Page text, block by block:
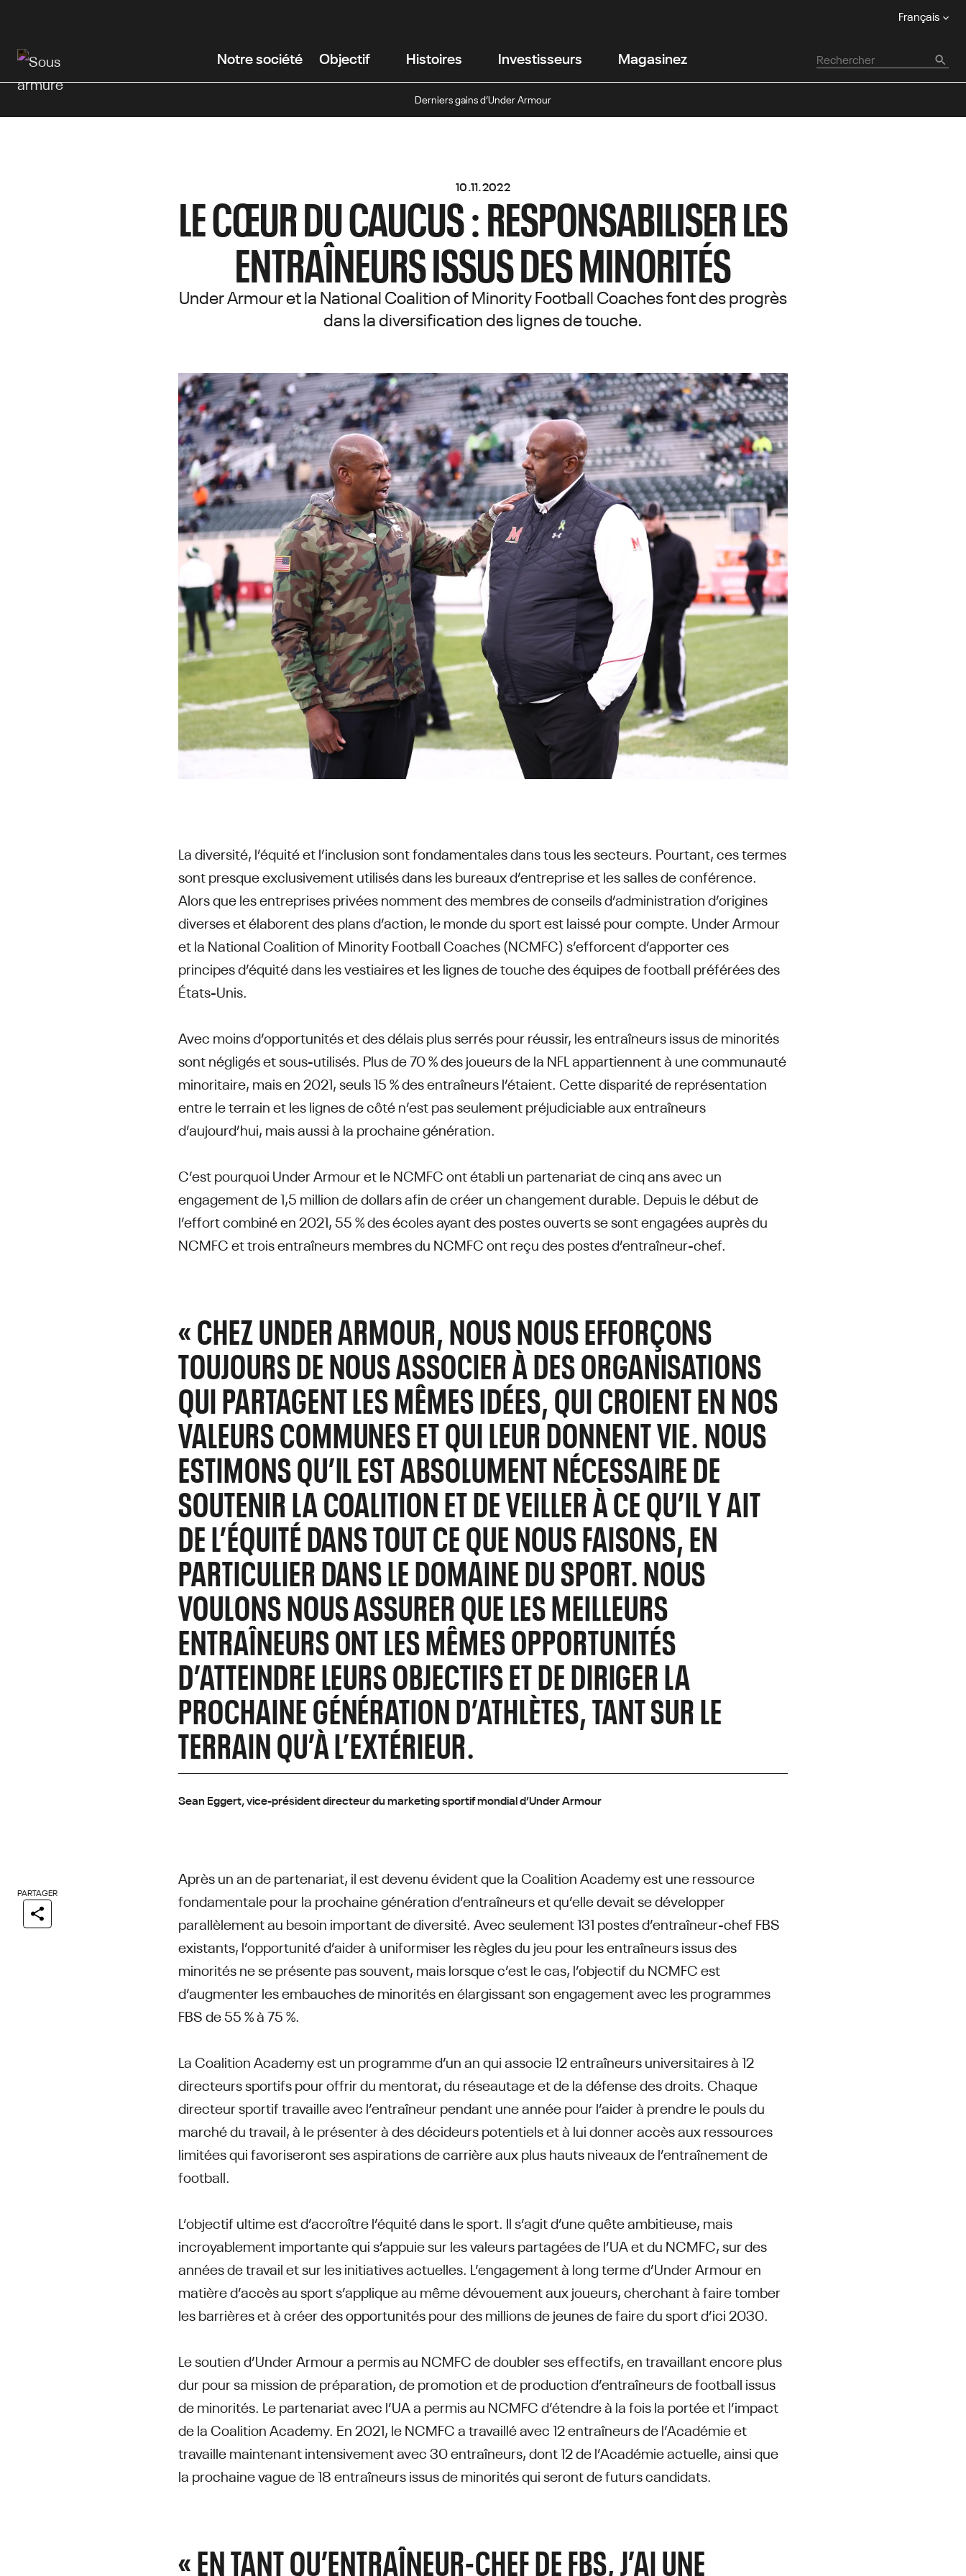
contenu
principal
Français
Notre société Objectif Histoires Investisseurs Magasinez
Derniers gains d’Under Armour
PARTAGER
10.11.2022
LE CŒUR DU CAUCUS : RESPONSABILISER LES
ENTRAÎNEURS ISSUS DES MINORITÉS
Under Armour et la National Coalition of Minority Football Coaches font des progrès
dans la diversification des lignes de touche.
La diversité, l’équité et l’inclusion sont fondamentales dans tous les secteurs. Pourtant, ces termes
sont presque exclusivement utilisés dans les bureaux d’entreprise et les salles de conférence.
Alors que les entreprises privées nomment des membres de conseils d’administration d’origines
diverses et élaborent des plans d’action, le monde du sport est laissé pour compte. Under Armour
et la National Coalition of Minority Football Coaches (NCMFC) s’efforcent d’apporter ces
principes d’équité dans les vestiaires et les lignes de touche des équipes de football préférées des
États-Unis.
Avec moins d’opportunités et des délais plus serrés pour réussir, les entraîneurs issus de minorités
sont négligés et sous-utilisés. Plus de 70 % des joueurs de la NFL appartiennent à une communauté
minoritaire, mais en 2021, seuls 15 % des entraîneurs l’étaient. Cette disparité de représentation
entre le terrain et les lignes de côté n’est pas seulement préjudiciable aux entraîneurs
d’aujourd’hui, mais aussi à la prochaine génération.
C’est pourquoi Under Armour et le NCMFC ont établi un partenariat de cinq ans avec un
engagement de 1,5 million de dollars afin de créer un changement durable. Depuis le début de
l’effort combiné en 2021, 55 % des écoles ayant des postes ouverts se sont engagées auprès du
NCMFC et trois entraîneurs membres du NCMFC ont reçu des postes d’entraîneur-chef.
« CHEZ UNDER ARMOUR, NOUS NOUS EFFORÇONS
TOUJOURS DE NOUS ASSOCIER À DES ORGANISATIONS
QUI PARTAGENT LES MÊMES IDÉES, QUI CROIENT EN NOS
VALEURS COMMUNES ET QUI LEUR DONNENT VIE. NOUS
ESTIMONS QU’IL EST ABSOLUMENT NÉCESSAIRE DE
SOUTENIR LA COALITION ET DE VEILLER À CE QU’IL Y AIT
DE L’ÉQUITÉ DANS TOUT CE QUE NOUS FAISONS, EN
PARTICULIER DANS LE DOMAINE DU SPORT. NOUS
VOULONS NOUS ASSURER QUE LES MEILLEURS
ENTRAÎNEURS ONT LES MÊMES OPPORTUNITÉS
D’ATTEINDRE LEURS OBJECTIFS ET DE DIRIGER LA
PROCHAINE GÉNÉRATION D’ATHLÈTES, TANT SUR LE
TERRAIN QU’À L’EXTÉRIEUR.
Sean Eggert, vice-président directeur du marketing sportif mondial d’Under Armour
Après un an de partenariat, il est devenu évident que la Coalition Academy est une ressource
fondamentale pour la prochaine génération d’entraîneurs et qu’elle devait se développer
parallèlement au besoin important de diversité. Avec seulement 131 postes d’entraîneur-chef FBS
existants, l’opportunité d’aider à uniformiser les règles du jeu pour les entraîneurs issus des
minorités ne se présente pas souvent, mais lorsque c’est le cas, l’objectif du NCMFC est
d’augmenter les embauches de minorités en élargissant son engagement avec les programmes
FBS de 55 % à 75 %.
La Coalition Academy est un programme d’un an qui associe 12 entraîneurs universitaires à 12
directeurs sportifs pour offrir du mentorat, du réseautage et de la défense des droits. Chaque
directeur sportif travaille avec l’entraîneur pendant une année pour l’aider à prendre le pouls du
marché du travail, à le présenter à des décideurs potentiels et à lui donner accès aux ressources
limitées qui favoriseront ses aspirations de carrière aux plus hauts niveaux de l’entraînement de
football.
L’objectif ultime est d’accroître l’équité dans le sport. Il s’agit d’une quête ambitieuse, mais
incroyablement importante qui s’appuie sur les valeurs partagées de l’UA et du NCMFC, sur des
années de travail et sur les initiatives actuelles. L’engagement à long terme d’Under Armour en
matière d’accès au sport s’applique au même dévouement aux joueurs, cherchant à faire tomber
les barrières et à créer des opportunités pour des millions de jeunes de faire du sport d’ici 2030.
Le soutien d’Under Armour a permis au NCMFC de doubler ses effectifs, en travaillant encore plus
dur pour sa mission de préparation, de promotion et de production d’entraîneurs de football issus
de minorités. Le partenariat avec l’UA a permis au NCMFC d’étendre à la fois la portée et l’impact
de la Coalition Academy. En 2021, le NCMFC a travaillé avec 12 entraîneurs de l’Académie et
travaille maintenant intensivement avec 30 entraîneurs, dont 12 de l’Académie actuelle, ainsi que
la prochaine vague de 18 entraîneurs issus de minorités qui seront de futurs candidats.
« EN TANT QU’ENTRAÎNEUR-CHEF DE FBS, J’AI UNE